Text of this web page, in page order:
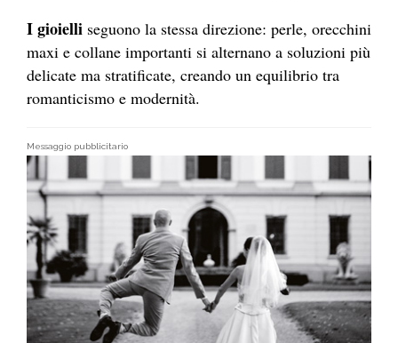
I gioielli seguono la stessa direzione: perle, orecchini
maxi e collane importanti si alternano a soluzioni più
delicate ma stratificate, creando un equilibrio tra
romanticismo e modernità.
Messaggio pubblicitario